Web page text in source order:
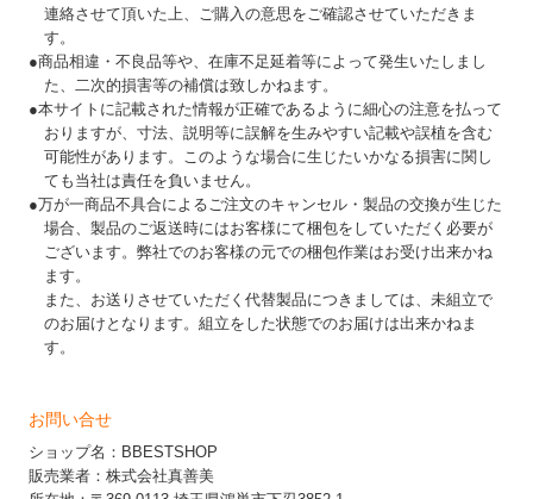
連絡させて頂いた上、ご購入の意思をご確認させていただきま
す。
●商品相違・不良品等や、在庫不足延着等によって発生いたしまし
た、二次的損害等の補償は致しかねます。
●本サイトに記載された情報が正確であるように細心の注意を払って
おりますが、寸法、説明等に誤解を生みやすい記載や誤植を含む
可能性があります。このような場合に生じたいかなる損害に関し
ても当社は責任を負いません。
●万が一商品不具合によるご注文のキャンセル・製品の交換が生じた
場合、製品のご返送時にはお客様にて梱包をしていただく必要が
ございます。弊社でのお客様の元での梱包作業はお受け出来かね
ます。
また、お送りさせていただく代替製品につきましては、未組立で
のお届けとなります。組立をした状態でのお届けは出来かねま
す。
お問い合せ
ショップ名：BBESTSHOP
販売業者：株式会社真善美